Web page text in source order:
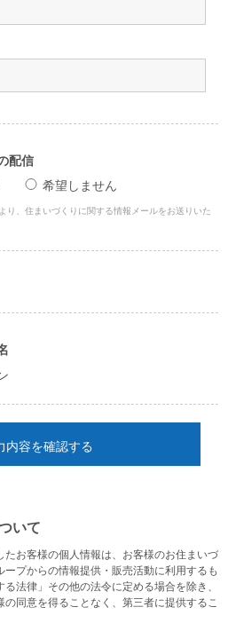
配信
希望しません
り、住まいづくりに関する情報メールをお送りいた
内容を確認する
いて
たお客様の個人情報は、お客様のお住まいづ
ープからの情報提供・販売活動に利用するも
法律」その他の法令に定める場合を除き、
同意を得ることなく、第三者に提供するこ